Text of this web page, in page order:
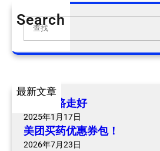
Search
S
a
h
最新文章
爷爷一路走好
2025年1月17日
美团买药优惠券包！
2026年7月23日